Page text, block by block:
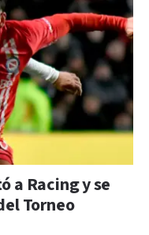
a Racing y se
Torneo